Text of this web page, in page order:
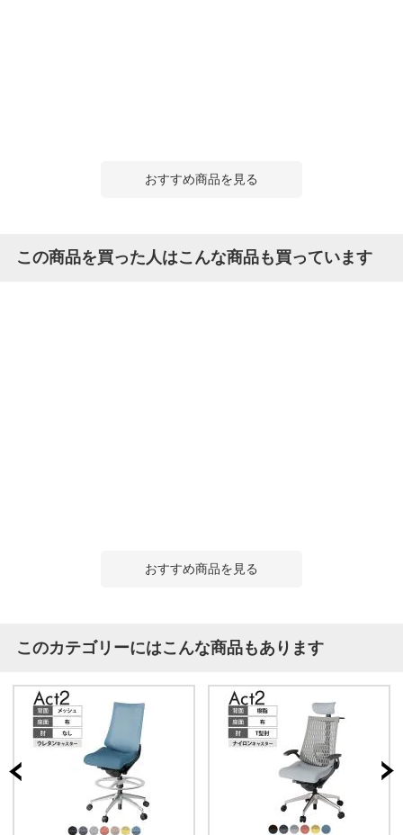
おすすめ商品を見る
この商品を買った人はこんな商品も買っています
おすすめ商品を見る
このカテゴリーにはこんな商品もあります